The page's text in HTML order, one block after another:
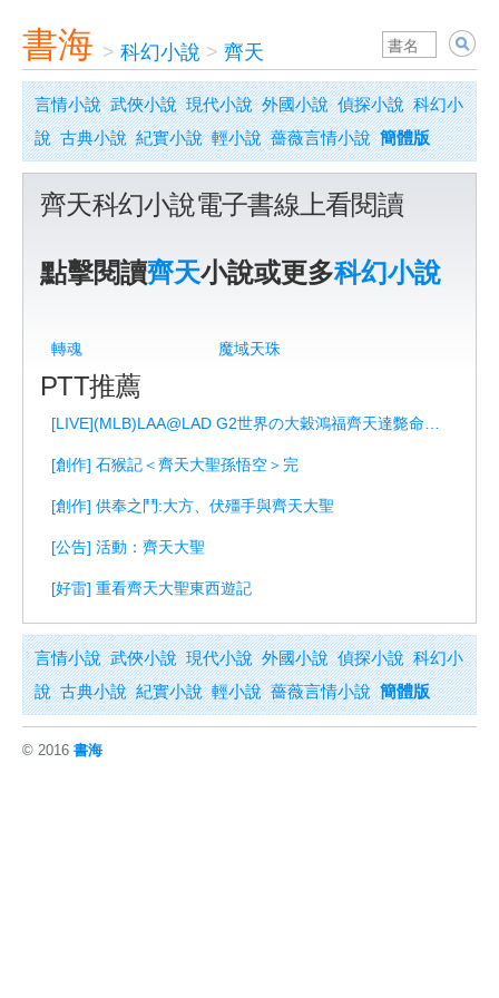
書海 > 科幻小說 > 齊天
言情小說 武俠小說 現代小說 外國小說 偵探小說 科幻小
說 古典小說 紀實小說 輕小說 薔薇言情小說 簡體版
齊天科幻小說電子書線上看閱讀
點擊閱讀齊天小說或更多科幻小說
轉魂 魔域天珠
PTT推薦
[創作] 石猴記＜齊天大聖孫悟空＞完
[創作] 供奉之鬥:大方、伏殭手與齊天大聖
[公告] 活動：齊天大聖
[好雷] 重看齊天大聖東西遊記
言情小說 武俠小說 現代小說 外國小說 偵探小說 科幻小
說 古典小說 紀實小說 輕小說 薔薇言情小說 簡體版
© 2016 書海